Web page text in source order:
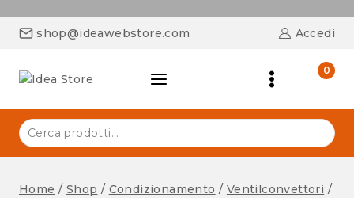
shop@ideawebstore.com Accedi
0
Home / Shop / Condizionamento / Ventilconvettori /